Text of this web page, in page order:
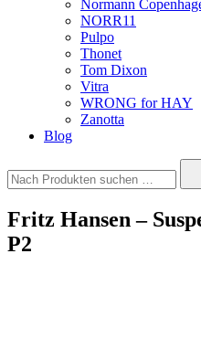
Normann
NORR11
Pulpo
Thonet
Tom Dixon
Vitra
WRONG for HAY
Zanotta
Blog
nach:
Fritz Hansen –
P2